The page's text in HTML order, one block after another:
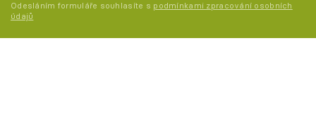
Odesláním formuláře souhlasíte s podmínkami zpracování osobních
údajů